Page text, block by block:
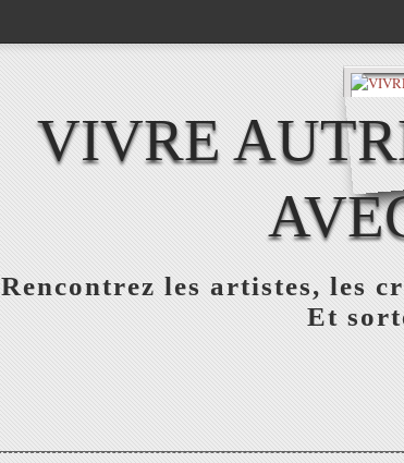
VIVRE
Rencontrez les artistes, les
Et